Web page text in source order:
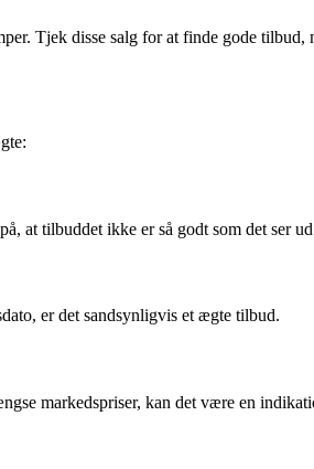
Tjek disse salg for at finde gode tilbud,
at tilbuddet ikke er så godt som det ser
er det sandsynligvis et ægte tilbud.
markedspriser, kan det være en